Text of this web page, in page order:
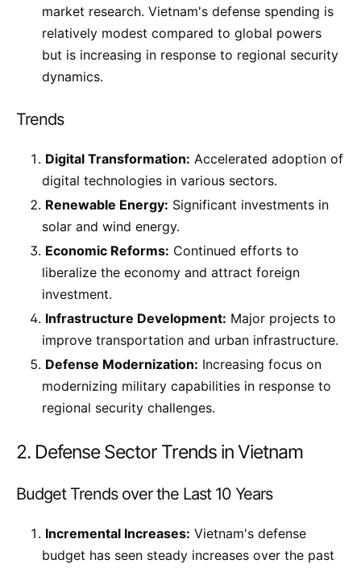
market research. Vietnam's defense spending is
relatively modest compared to global powers
but is increasing in response to regional security
dynamics.
Trends
Digital Transformation: Accelerated adoption of
digital technologies in various sectors.
Renewable Energy: Significant investments in
solar and wind energy.
Economic Reforms: Continued efforts to
liberalize the economy and attract foreign
investment.
Infrastructure Development: Major projects to
improve transportation and urban infrastructure.
Defense Modernization: Increasing focus on
modernizing military capabilities in response to
regional security challenges.
2. Defense Sector Trends in Vietnam
Budget Trends over the Last 10 Years
Incremental Increases: Vietnam's defense
budget has seen steady increases over the past